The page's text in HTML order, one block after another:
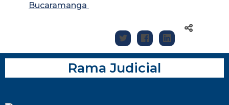
Bucaramanga
Rama Judicial